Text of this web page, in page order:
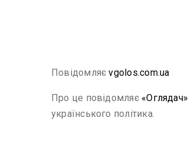
Повідомляєvgolos.com.ua
Про це повідомляє «Оглядач»
українського політика.